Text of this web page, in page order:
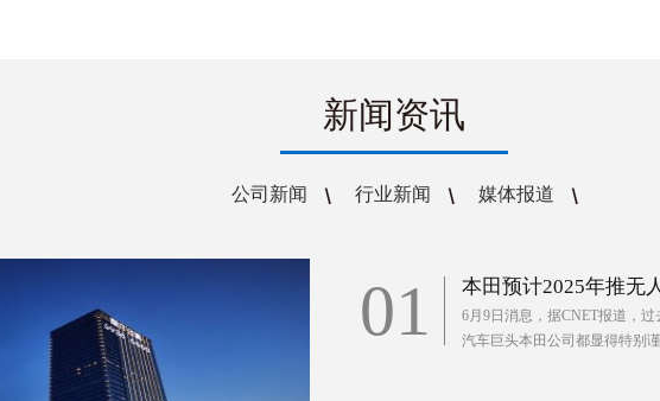
新闻资讯
公司新闻 行业新闻 媒体报道
01 本田预计2025年推无
6月9日消息，据CNET报道，
汽车巨头本田公司都显得特别